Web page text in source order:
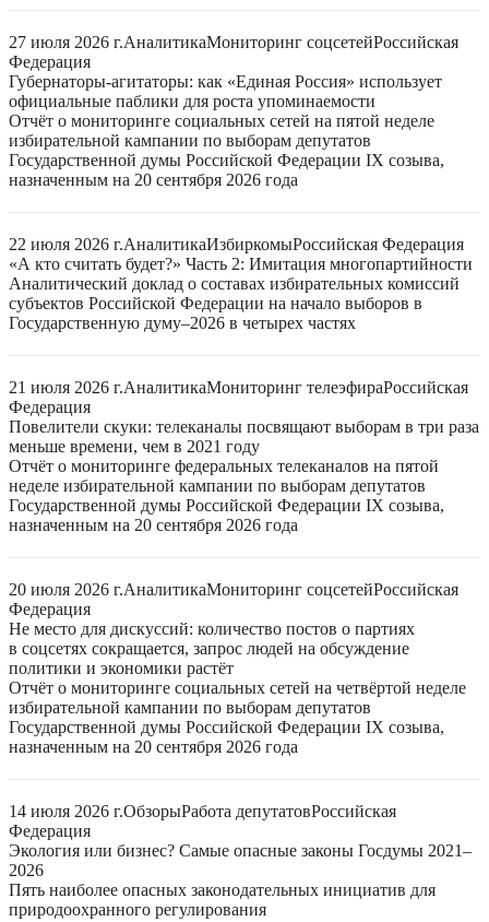
27 июля 2026 г.АналитикаМониторинг соцсетейРоссийская
Федерация
Губернаторы-агитаторы: как «Единая Россия» использует
официальные паблики для роста упоминаемости
Отчёт о мониторинге социальных сетей на пятой неделе
избирательной кампании по выборам депутатов
Государственной думы Российской Федерации IX созыва,
назначенным на 20 сентября 2026 года
22 июля 2026 г.АналитикаИзбиркомыРоссийская Федерация
«А кто считать будет?» Часть 2: Имитация многопартийности
Аналитический доклад о составах избирательных комиссий
субъектов Российской Федерации на начало выборов в
Государственную думу–2026 в четырех частях
21 июля 2026 г.АналитикаМониторинг телеэфираРоссийская
Федерация
Повелители скуки: телеканалы посвящают выборам в три раза
меньше времени, чем в 2021 году
Отчёт о мониторинге федеральных телеканалов на пятой
неделе избирательной кампании по выборам депутатов
Государственной думы Российской Федерации IX созыва,
назначенным на 20 сентября 2026 года
20 июля 2026 г.АналитикаМониторинг соцсетейРоссийская
Федерация
Не место для дискуссий: количество постов о партиях
в соцсетях сокращается, запрос людей на обсуждение
политики и экономики растёт
Отчёт о мониторинге социальных сетей на четвёртой неделе
избирательной кампании по выборам депутатов
Государственной думы Российской Федерации IX созыва,
назначенным на 20 сентября 2026 года
14 июля 2026 г.ОбзорыРабота депутатовРоссийская
Федерация
Экология или бизнес? Самые опасные законы Госдумы 2021–
2026
Пять наиболее опасных законодательных инициатив для
природоохранного регулирования